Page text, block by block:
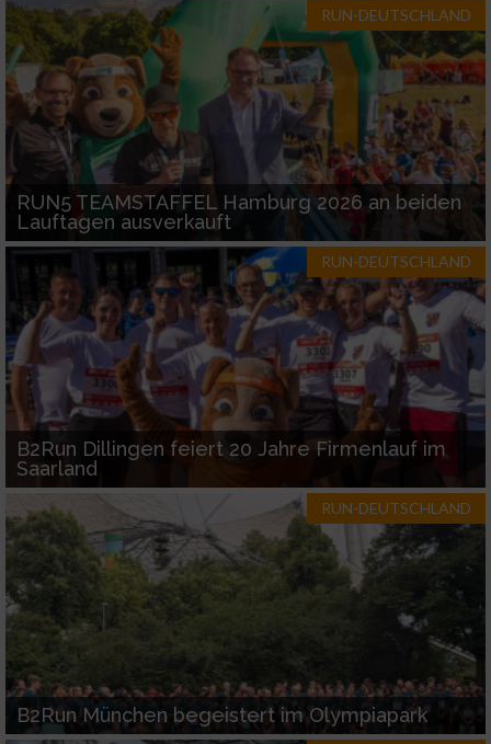
RUN-DEUTSCHLAND
RUN5 TEAMSTAFFEL Hamburg 2026 an beiden
Lauftagen ausverkauft
RUN-DEUTSCHLAND
B2Run Dillingen feiert 20 Jahre Firmenlauf im
Saarland
RUN-DEUTSCHLAND
B2Run München begeistert im Olympiapark